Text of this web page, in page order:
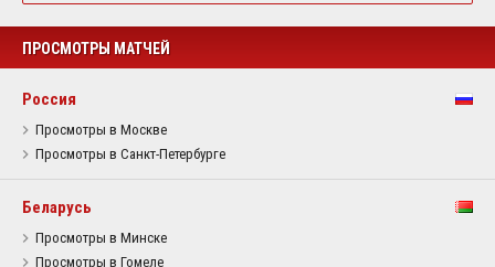
ПРОСМОТРЫ МАТЧЕЙ
Россия
Просмотры в Москве
Просмотры в Санкт-Петербурге
Беларусь
Просмотры в Минске
Просмотры в Гомеле